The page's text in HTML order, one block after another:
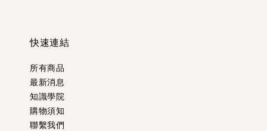
快速連結
所有商品
最新消息
知識學院
購物須知
聯繫我們